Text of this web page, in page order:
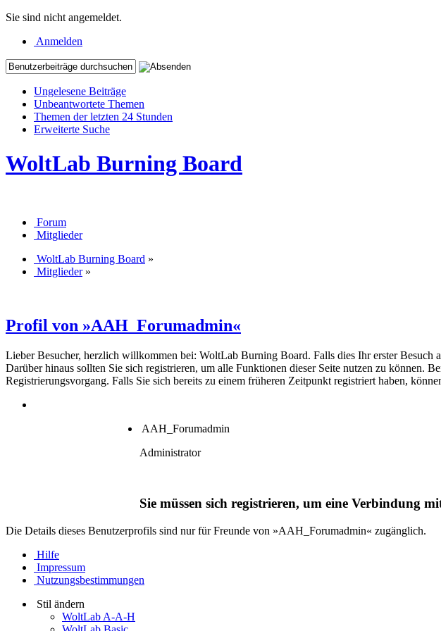
Sie sind nicht angemeldet.
Anmelden
Ungelesene Beiträge
Unbeantwortete Themen
Themen der letzten 24 Stunden
Erweiterte Suche
WoltLab Burning Board
Forum
Mitglieder
WoltLab Burning Board »
Mitglieder»
Profil von »AAH_Forumadmin«
Lieber Besucher, herzlich willkommen bei: WoltLab Burning Board. Falls dies Ihr erster Besuch
Darüber hinaus sollten Sie sich registrieren, um alle Funktionen dieser Seite nutzen zu können.
Registrierungsvorgang. Falls Sie sich bereits zu einem früheren Zeitpunkt registriert haben,
AAH_Forumadmin
Administrator
Sie müssen sich registrieren, um eine Verbindung
Die Details dieses Benutzerprofils sind nur für Freunde von »AAH_Forumadmin« zugänglich.
Hilfe
Impressum
Nutzungsbestimmungen
Stil ändern
WoltLab A-A-H